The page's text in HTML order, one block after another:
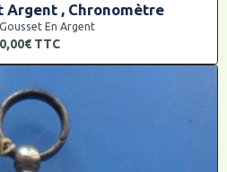
Argent , Chronomètre
En Argent
TTC